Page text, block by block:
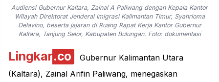
Audiensi Gubernur Kaltara, Zainal A Paliwang dengan Kepala Kantor
Wilayah Direktorat Jenderal Imigrasi Kalimantan Timur, Syahrioma
Delavino, beserta jajaran di Ruang Rapat Kerja Kantor Gubernur
Kaltara, Tanjung Selor, Kabupaten Bulungan. Foto: dokumentasi
Lingkar.co
Gubernur Kalimantan Utara
(Kaltara), Zainal Arifin Paliwang, menegaskan